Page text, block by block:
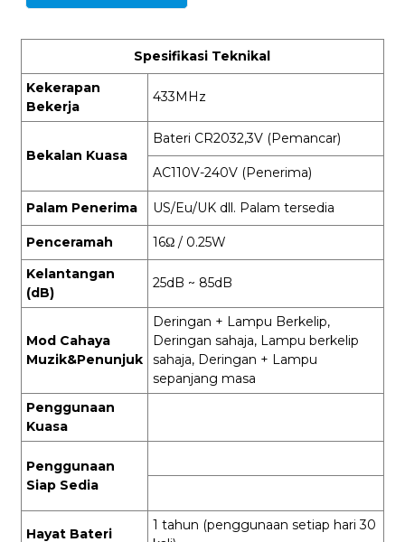
Spesifikasi Teknikal
Kekerapan
Bekerja
433MHz
Bekalan Kuasa
Bateri CR2032,3V (Pemancar)
AC110V-240V (Penerima)
Palam Penerima US/Eu/UK dll. Palam tersedia
Penceramah
16Ω / 0.25W
Kelantangan
(dB)
25dB ~ 85dB
Mod Cahaya
Muzik&Penunjuk
Deringan + Lampu Berkelip,
Deringan sahaja, Lampu berkelip
sahaja, Deringan + Lampu
sepanjang masa
Penggunaan
Kuasa
Penggunaan
Siap Sedia
Hayat Bateri
1 tahun (penggunaan setiap hari 30